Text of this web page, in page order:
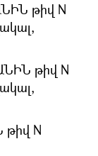
թիվ N
թիվ N
N